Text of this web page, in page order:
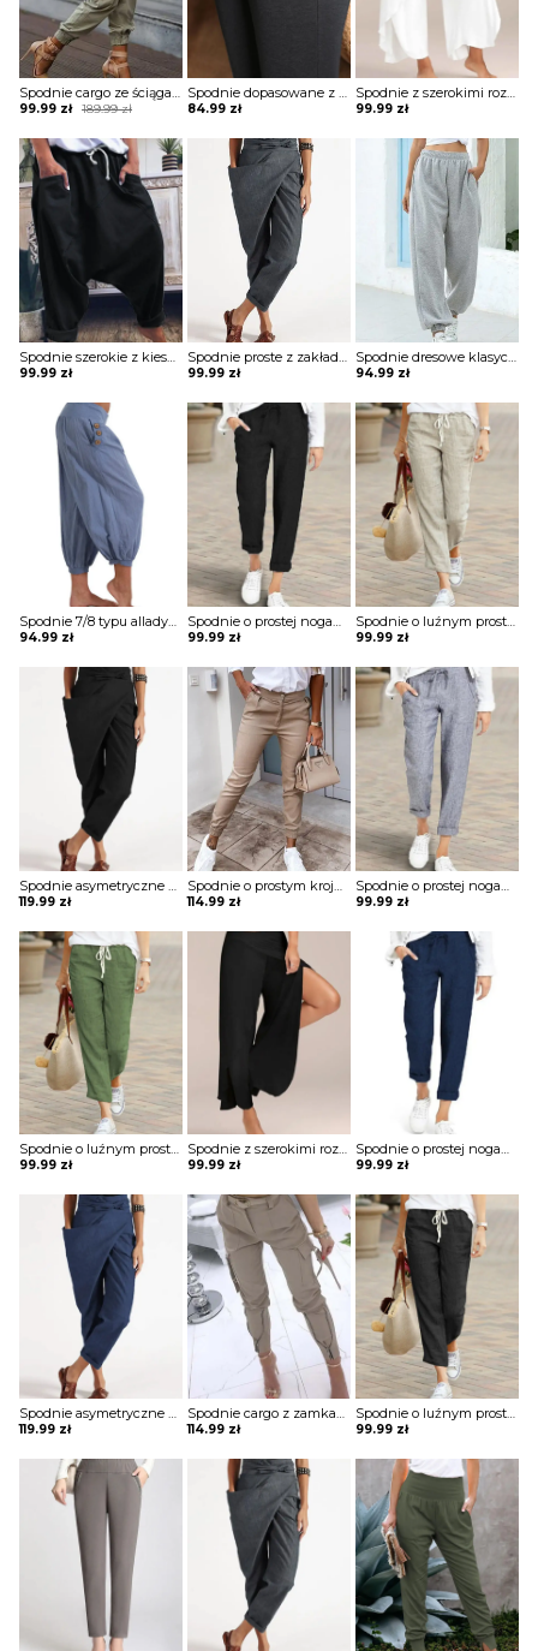
189.99zł
Original
was:
189.99 zł.
99.99 zł
Current
is:
99.99 zł.
84.99 zł
Spodnie z szerokimi rozciętymi nogawkami
99.99 zł
99.99 zł 99.99 zł
Spodnie dresowe klasyczne sportowe
94.99 zł
94.99 zł 99.99 zł
Spodnie o luźnym prostym kroju
99.99 zł
119.99 zł 114.99 zł 99.99 zł
Spodnie o luźnym prostym kroju
99.99 zł
Spodnie z szerokimi rozciętymi nogawkami
99.99 zł
Spodnie o prostej nogawce wiązane w pasie
99.99 zł
Spodnie asymetryczne wiązane w pasie
119.99 zł
Spodnie cargo z zamkami przy nogawce
114.99 zł
Spodnie o luźnym prostym kroju
99.99 zł